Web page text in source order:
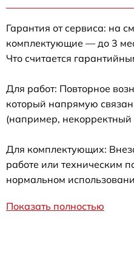
Гарантия от сервиса: на
комплектующие — до 3
Что считается
Для работ: Повторное
который напрямую
(например, некорректный
Для комплектующих:
работе или техническим
нормальном
Показать полностью